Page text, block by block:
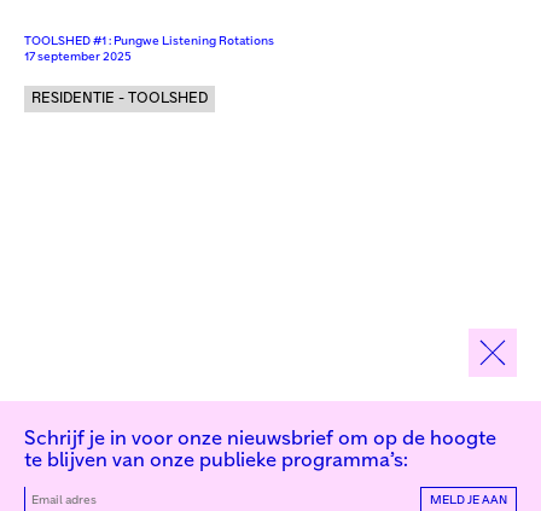
TOOLSHED #1 : Pungwe Listening Rotations
17 september 2025
RESIDENTIE - TOOLSHED
Schrijf je in voor onze nieuwsbrief om op de hoogte
te blijven van onze publieke programma’s:
MELD JE AAN